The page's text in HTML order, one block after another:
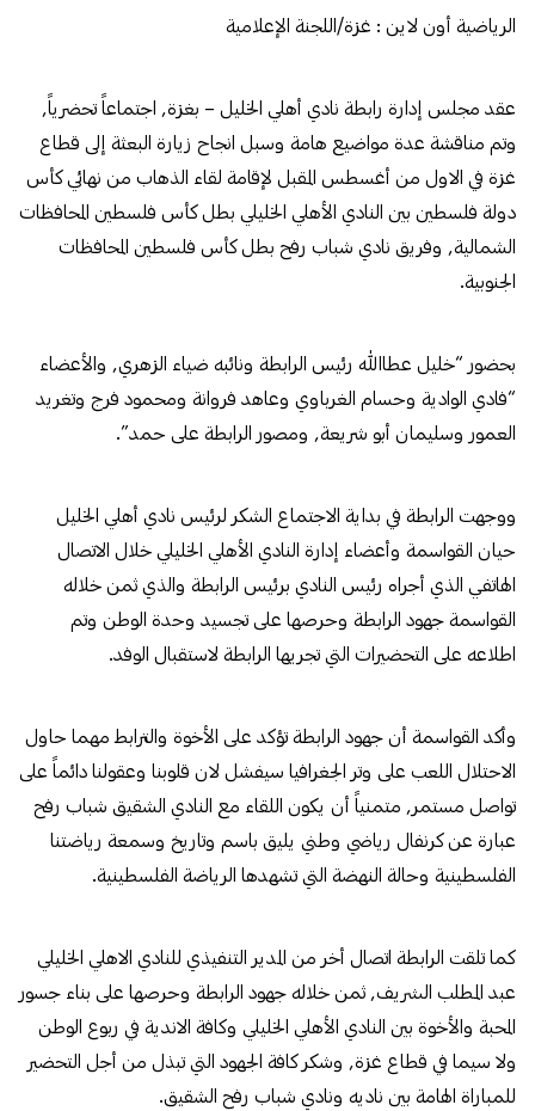
الرياضية أون لاين : غزة/اللجنة الإعلامية
عقد مجلس إدارة رابطة نادي أهلي الخليل – بغزة, اجتماعاً تحضرياً,
وتم مناقشة عدة مواضيع هامة وسبل انجاح زيارة البعثة إلى قطاع
غزة في الاول من أغسطس المقبل لإقامة لقاء الذهاب من نهائي كأس
دولة فلسطين بين النادي الأهلي الخليلي بطل كأس فلسطين المحافظات
الشمالية, وفريق نادي شباب رفح بطل كأس فلسطين المحافظات
الجنوبية.
بحضور “خليل عطاالله رئيس الرابطة ونائبه ضياء الزهري, والأعضاء
“فادي الوادية وحسام الغرباوي وعاهد فروانة ومحمود فرج وتغريد
العمور وسليمان أبو شريعة, ومصور الرابطة على حمد”.
ووجهت الرابطة في بداية الاجتماع الشكر لرئيس نادي أهلي الخليل
حيان القواسمة وأعضاء إدارة النادي الأهلي الخليلي خلال الاتصال
الهاتفي الذي أجراه رئيس النادي برئيس الرابطة والذي ثمن خلاله
القواسمة جهود الرابطة وحرصها على تجسيد وحدة الوطن وتم
اطلاعه على التحضيرات التي تجريها الرابطة لاستقبال الوفد.
وأكد القواسمة أن جهود الرابطة تؤكد على الأخوة والترابط مهما حاول
الاحتلال اللعب على وتر الجغرافيا سيفشل لان قلوبنا وعقولنا دائماً على
تواصل مستمر, متمنياً أن يكون اللقاء مع النادي الشقيق شباب رفح
عبارة عن كرنفال رياضي وطني يليق باسم وتاريخ وسمعة رياضتنا
الفلسطينية وحالة النهضة التي تشهدها الرياضة الفلسطينية.
كما تلقت الرابطة اتصال أخر من المدير التنفيذي للنادي الاهلي الخليلي
عبد المطلب الشريف, ثمن خلاله جهود الرابطة وحرصها على بناء جسور
المحبة والأخوة بين النادي الأهلي الخليلي وكافة الاندية في ربوع الوطن
ولا سيما في قطاع غزة, وشكر كافة الجهود التي تبذل من أجل التحضير
للمباراة الهامة بين ناديه ونادي شباب رفح الشقيق.